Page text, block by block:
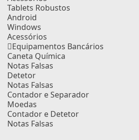
Tablets Robustos
Android
Windows
Acessórios
Equipamentos Bancários
Caneta Química
Notas Falsas
Detetor
Notas Falsas
Contador e Separador
Moedas
Contador e Detetor
Notas Falsas